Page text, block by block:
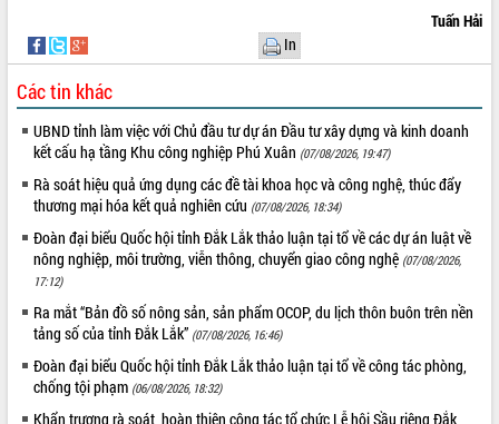
Tuấn Hải
In
Các tin khác
UBND tỉnh làm việc với Chủ đầu tư dự án Đầu tư xây dựng và kinh doanh
kết cấu hạ tầng Khu công nghiệp Phú Xuân (07/08/2026, 19:47)
Rà soát hiệu quả ứng dụng các đề tài khoa học và công nghệ, thúc đẩy
thương mại hóa kết quả nghiên cứu (07/08/2026, 18:34)
Đoàn đại biểu Quốc hội tỉnh Đắk Lắk thảo luận tại tổ về các dự án luật về
nông nghiệp, môi trường, viễn thông, chuyển giao công nghệ (07/08/2026,
17:12)
Ra mắt “Bản đồ số nông sản, sản phẩm OCOP, du lịch thôn buôn trên nền
tảng số của tỉnh Đắk Lắk” (07/08/2026, 16:46)
Đoàn đại biểu Quốc hội tỉnh Đắk Lắk thảo luận tại tổ về công tác phòng,
chống tội phạm (06/08/2026, 18:32)
Khẩn trương rà soát, hoàn thiện công tác tổ chức Lễ hội Sầu riêng Đắk